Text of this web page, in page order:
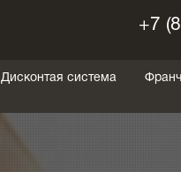
+7
Дисконтая система